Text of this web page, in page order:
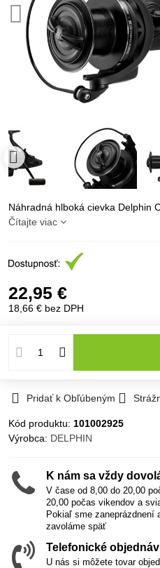
Náhradná hlboká cievka Delphin
Čítajte viac
22,95 €
18,66 € bez DPH
Pridať k Obľúbeným
Kód produktu: 101002925
Výrobca: DELPHIN
K nám sa vždy
V čase od 8,00 do 20,00
20,00 počas vikendov a
Pokiaľ sme zaneprázdnení
zavoláme späť
Telefonické
U nás si môžete tovar